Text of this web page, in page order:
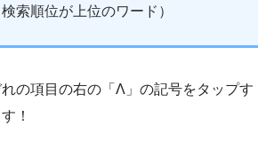
索順位が上位のワード）
の項目の右の「Λ」の記号をタップす
！